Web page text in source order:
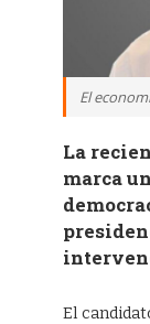
El
La
marca
El